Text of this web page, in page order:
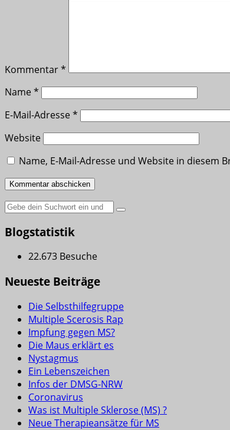
Kommentar*
Name*
E-Mail-Adresse*
Website
Name, E-Mail-Adresse und Website in
Suche
Blogstatistik
22.673 Besuche
Neueste Beiträge
Die Selbsthilfegruppe
Multiple Scerosis Rap
Impfung gegen MS?
Die Maus erklärt es
Nystagmus
Ein Lebenszeichen
Infos der DMSG-NRW
Coronavirus
Was ist Multiple Sklerose (MS) ?
Neue Therapieansätze für MS